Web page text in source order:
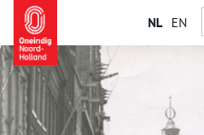
NL EN